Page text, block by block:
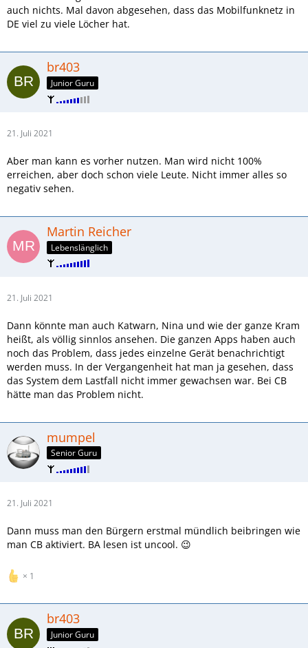
auch nichts. Mal davon abgesehen, dass das Mobilfunknetz in
DE viel zu viele Löcher hat.
br403
Junior Guru
21. Juli 2021
Aber man kann es vorher nutzen. Man wird nicht 100%
erreichen, aber doch schon viele Leute. Nicht immer alles so
negativ sehen.
Martin Reicher
Lebenslänglich
21. Juli 2021
Dann könnte man auch Katwarn, Nina und wie der ganze Kram
heißt, als völlig sinnlos ansehen. Die ganzen Apps haben auch
noch das Problem, dass jedes einzelne Gerät benachrichtigt
werden muss. In der Vergangenheit hat man ja gesehen, dass
das System dem Lastfall nicht immer gewachsen war. Bei CB
hätte man das Problem nicht.
mumpel
Senior Guru
21. Juli 2021
Dann muss man den Bürgern erstmal mündlich beibringen wie
man CB aktiviert. BA lesen ist uncool. 😉
1
br403
Junior Guru